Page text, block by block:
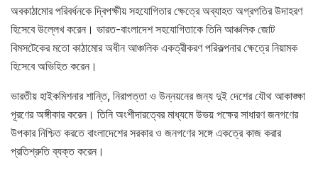
অবকাঠামোর পরিবর্ধনকে দ্বিপক্ষীয় সহযোগিতার ক্ষেত্রে অব্যাহত অগ্রগতির উদাহরণ
হিসেবে উল্লেখ করেন। ভারত-বাংলাদেশ সহযোগিতাকে তিনি আঞ্চলিক জোট
বিমসটেকের মতো কাঠামোর অধীন আঞ্চলিক একত্রীকরণ পরিকল্পনার ক্ষেত্রে নিয়ামক
হিসেবে অভিহিত করেন।
ভারতীয় হাইকমিশনার শান্তি, নিরাপত্তা ও উন্নয়নের জন্য দুই দেশের যৌথ আকাঙ্ক্ষা
পূরণের অঙ্গীকার করেন। তিনি অংশীদারত্বের মাধ্যমে উভয় পক্ষের সাধারণ জনগণের
উপকার নিশ্চিত করতে বাংলাদেশের সরকার ও জনগণের সঙ্গে একত্রে কাজ করার
প্রতিশ্রুতি ব্যক্ত করেন।